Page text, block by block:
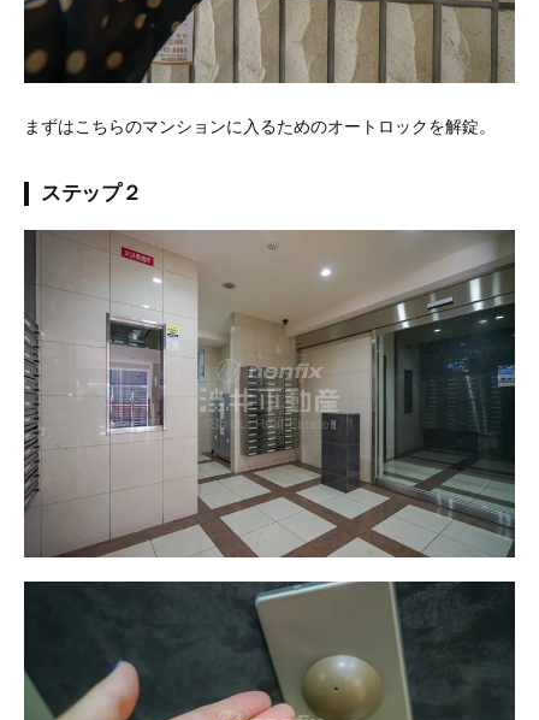
まずはこちらのマンションに入るためのオートロックを解錠。
ステップ２